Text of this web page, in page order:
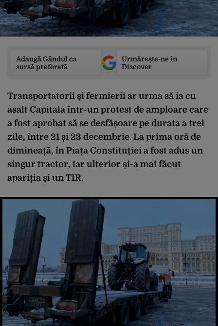
Adaugă Gândul ca
sursă preferată
Urmărește-ne în
Discover
Transportatorii și fermierii ar urma să ia cu
asalt Capitala într-un protest de amploare care
a fost aprobat să se desfășoare pe durata a trei
zile, între 21 și 23 decembrie. La prima oră de
dimineață, în Piața Constituției a fost adus un
singur tractor, iar ulterior și-a mai făcut
apariția și un TIR.